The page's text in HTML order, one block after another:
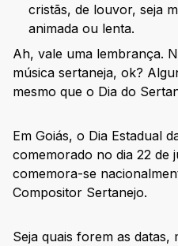
cristãs, de louvor, seja
animada ou lenta.
Ah, vale uma lembrança.
música sertaneja, ok?
mesmo que o Dia do
Em Goiás, o Dia Estadual
comemorado no dia 22 de
comemora-se
Compositor Sertanejo.
Seja quais forem as datas,